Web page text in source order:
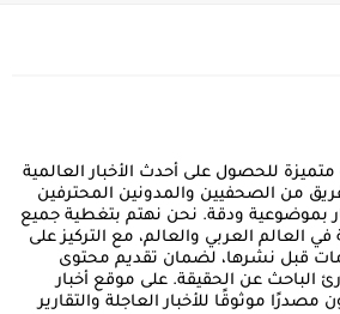
للحصول على أحدث الأخبار العالمية
من الصحفيين والمدونين المحترفين
بموضوعية ودقة. نحن نهتم بتغطية جميع
العالم العربي والعالم، مع التركيز على
قبل نشرها، لضمان تقديم محتوى
الباحث عن الحقيقة. على موقع أخبار
موثوقًا للأخبار العاجلة والتقارير